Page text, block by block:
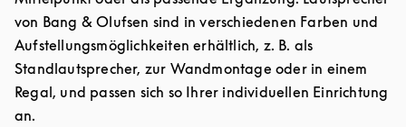
von Bang & Olufsen sind in verschiedenen Farben und
Aufstellungsmöglichkeiten erhältlich, z. B. als
Standlautsprecher, zur Wandmontage oder in einem
Regal, und passen sich so Ihrer individuellen Einrichtung
an.